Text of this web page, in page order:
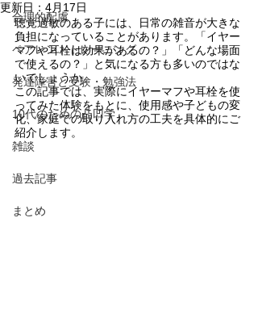
合理的配慮
ペアレントトレーニング
発達障害と受験・勉強法
10代のための凸凹学
雑談
過去記事
まとめ
更新日： 4月17日
聴覚過敏のある子には、日常の雑音が大きな
負担になっていることがあります。「イヤー
マフや耳栓は効果があるの？」「どんな場面
で使えるの？」と気になる方も多いのではな
いでしょうか。
この記事では、実際にイヤーマフや耳栓を使
ってみた体験をもとに、使用感や子どもの変
化、家庭での取り入れ方の工夫を具体的にご
紹介します。